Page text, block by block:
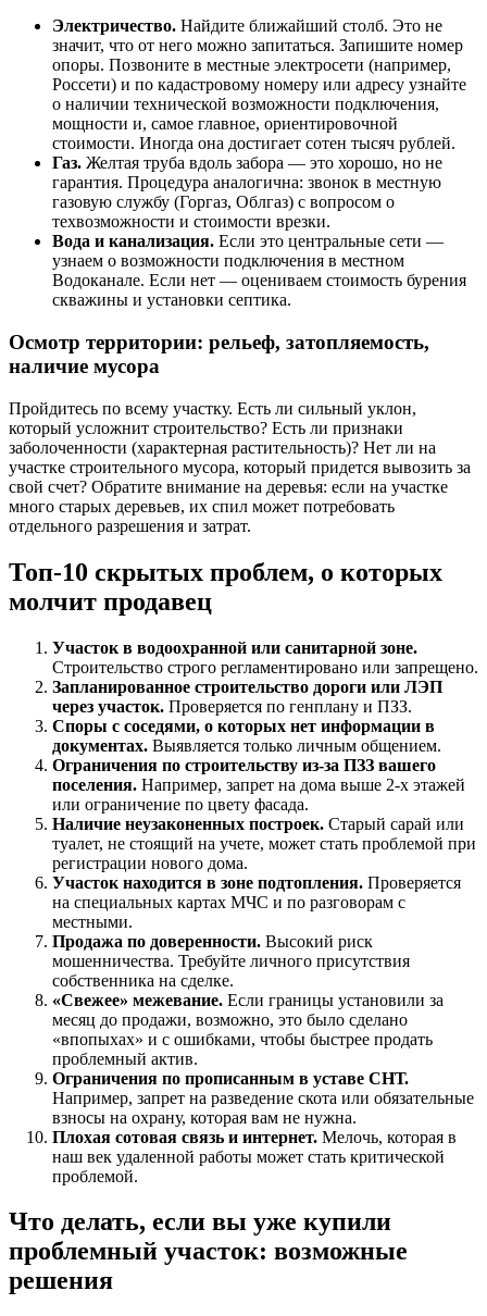
Электричество. Найдите ближайший столб. Это не
значит, что от него можно запитаться. Запишите номер
опоры. Позвоните в местные электросети (например,
Россети) и по кадастровому номеру или адресу узнайте
о наличии технической возможности подключения,
мощности и, самое главное, ориентировочной
стоимости. Иногда она достигает сотен тысяч рублей.
Газ. Желтая труба вдоль забора — это хорошо, но не
гарантия. Процедура аналогична: звонок в местную
газовую службу (Горгаз, Облгаз) с вопросом о
техвозможности и стоимости врезки.
Вода и канализация. Если это центральные сети —
узнаем о возможности подключения в местном
Водоканале. Если нет — оцениваем стоимость бурения
скважины и установки септика.
Осмотр территории: рельеф, затопляемость,
наличие мусора
Пройдитесь по всему участку. Есть ли сильный уклон,
который усложнит строительство? Есть ли признаки
заболоченности (характерная растительность)? Нет ли на
участке строительного мусора, который придется вывозить за
свой счет? Обратите внимание на деревья: если на участке
много старых деревьев, их спил может потребовать
отдельного разрешения и затрат.
Топ-10 скрытых проблем, о которых
молчит продавец
Участок в водоохранной или санитарной зоне.
Строительство строго регламентировано или запрещено.
Запланированное строительство дороги или ЛЭП
через участок. Проверяется по генплану и ПЗЗ.
Споры с соседями, о которых нет информации в
документах. Выявляется только личным общением.
Ограничения по строительству из-за ПЗЗ вашего
поселения. Например, запрет на дома выше 2-х этажей
или ограничение по цвету фасада.
Наличие неузаконенных построек. Старый сарай или
туалет, не стоящий на учете, может стать проблемой при
регистрации нового дома.
Участок находится в зоне подтопления. Проверяется
на специальных картах МЧС и по разговорам с
местными.
Продажа по доверенности. Высокий риск
мошенничества. Требуйте личного присутствия
собственника на сделке.
«Свежее» межевание. Если границы установили за
месяц до продажи, возможно, это было сделано
«впопыхах» и с ошибками, чтобы быстрее продать
проблемный актив.
Ограничения по прописанным в уставе СНТ.
Например, запрет на разведение скота или обязательные
взносы на охрану, которая вам не нужна.
Плохая сотовая связь и интернет. Мелочь, которая в
наш век удаленной работы может стать критической
проблемой.
Что делать, если вы уже купили
проблемный участок: возможные
решения